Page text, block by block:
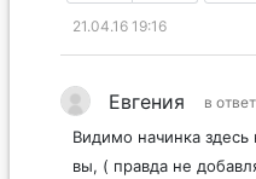
21.04.16 19:16
Евгения в ответ
Видимо начинка
вы, ( правда не